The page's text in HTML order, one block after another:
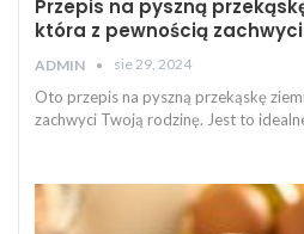
Przepis na pyszną
która z pewnością
ADMIN sie 29, 2024
Oto przepis na pyszną przekąskę
zachwyci Twoją rodzinę. Jest to